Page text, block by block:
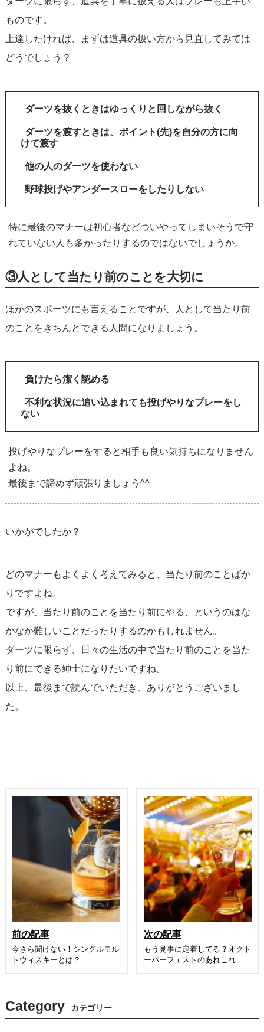
ものです。
上達したければ、まずは道具の扱い方から見直してみては
どうでしょう？
ダーツを抜くときはゆっくりと回しながら抜く
ダーツを渡すときは、ポイント(先)を自分の方に向
けて渡す
他の人のダーツを使わない
野球投げやアンダースローをしたりしない
特に最後のマナーは初心者などついやってしまいそうで守
れていない人も多かったりするのではないでしょうか。
③人として当たり前のことを大切に
ほかのスポーツにも言えることですが、人として当たり前
のことをきちんとできる人間になりましょう。
負けたら潔く認める
不利な状況に追い込まれても投げやりなプレーをし
ない
投げやりなプレーをすると相手も良い気持ちになりません
よね。
最後まで諦めず頑張りましょう^^
いかがでしたか？
どのマナーもよくよく考えてみると、当たり前のことばか
りですよね。
ですが、当たり前のことを当たり前にやる、というのはな
かなか難しいことだったりするのかもしれません。
ダーツに限らず、日々の生活の中で当たり前のことを当た
り前にできる紳士になりたいですね。
以上、最後まで読んでいただき、ありがとうございまし
た。
前の記事
今さら聞けない！シングルモル
トウィスキーとは？
次の記事
もう見事に定着してる？オクト
ーバーフェストのあれこれ
Category カテゴリー